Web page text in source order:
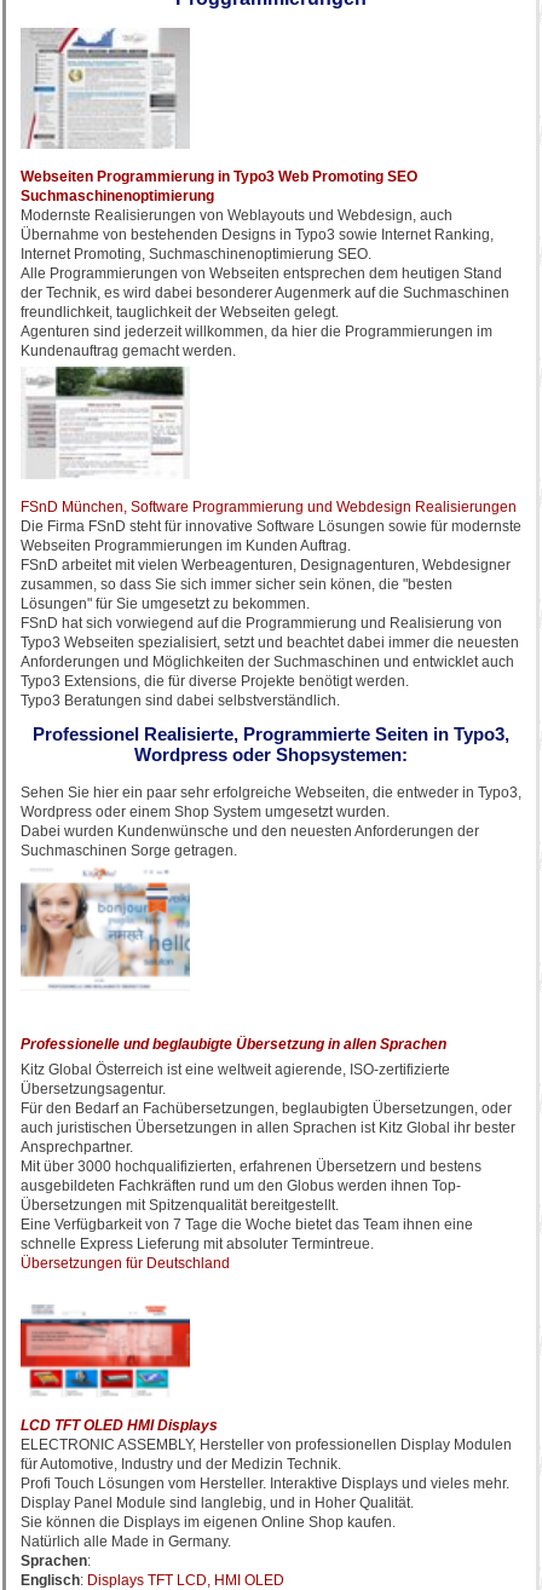
Webseiten Programmierung in Typo3 Web Promoting SEO
Suchmaschinenoptimierung
Modernste Realisierungen von Weblayouts und Webdesign, auch
Übernahme von bestehenden Designs in Typo3 sowie Internet Ranking,
Internet Promoting, Suchmaschinenoptimierung SEO.
Alle Programmierungen von Webseiten entsprechen dem heutigen Stand
der Technik, es wird dabei besonderer Augenmerk auf die Suchmaschinen
freundlichkeit, tauglichkeit der Webseiten gelegt.
Agenturen sind jederzeit willkommen, da hier die Programmierungen im
Kundenauftrag gemacht werden.
FSnD München, Software Programmierung und Webdesign Realisierungen
Die Firma FSnD steht für innovative Software Lösungen sowie für modernste
Webseiten Programmierungen im Kunden Auftrag.
FSnD arbeitet mit vielen Werbeagenturen, Designagenturen, Webdesigner
zusammen, so dass Sie sich immer sicher sein könen, die "besten
Lösungen" für Sie umgesetzt zu bekommen.
FSnD hat sich vorwiegend auf die Programmierung und Realisierung von
Typo3 Webseiten spezialisiert, setzt und beachtet dabei immer die neuesten
Anforderungen und Möglichkeiten der Suchmaschinen und entwicklet auch
Typo3 Extensions, die für diverse Projekte benötigt werden.
Typo3 Beratungen sind dabei selbstverständlich.
Professionel Realisierte, Programmierte Seiten in Typo3,
Wordpress oder Shopsystemen:
Sehen Sie hier ein paar sehr erfolgreiche Webseiten, die entweder in Typo3,
Wordpress oder einem Shop System umgesetzt wurden.
Dabei wurden Kundenwünsche und den neuesten Anforderungen der
Suchmaschinen Sorge getragen.
Professionelle und beglaubigte Übersetzung in allen Sprachen
Kitz Global Österreich ist eine weltweit agierende, ISO-zertifizierte
Übersetzungsagentur.
Für den Bedarf an Fachübersetzungen, beglaubigten Übersetzungen, oder
auch juristischen Übersetzungen in allen Sprachen ist Kitz Global ihr bester
Ansprechpartner.
Mit über 3000 hochqualifizierten, erfahrenen Übersetzern und bestens
ausgebildeten Fachkräften rund um den Globus werden ihnen Top-
Übersetzungen mit Spitzenqualität bereitgestellt.
Eine Verfügbarkeit von 7 Tage die Woche bietet das Team ihnen eine
schnelle Express Lieferung mit absoluter Termintreue.
Übersetzungen für Deutschland
LCD TFT OLED HMI Displays
ELECTRONIC ASSEMBLY, Hersteller von professionellen Display Modulen
für Automotive, Industry und der Medizin Technik.
Profi Touch Lösungen vom Hersteller. Interaktive Displays und vieles mehr.
Display Panel Module sind langlebig, und in Hoher Qualität.
Sie können die Displays im eigenen Online Shop kaufen.
Natürlich alle Made in Germany.
Sprachen:
Englisch: Displays TFT LCD, HMI OLED